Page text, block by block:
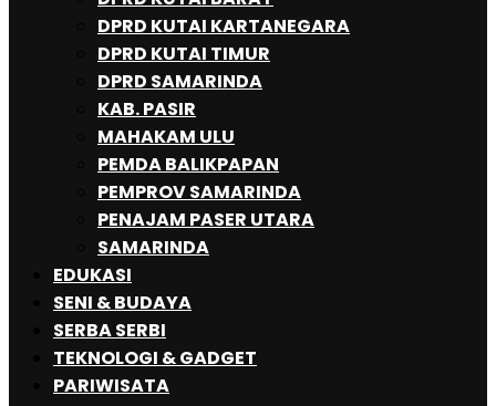
DPRD KUTAI KARTANEGARA
DPRD KUTAI TIMUR
DPRD SAMARINDA
KAB. PASIR
MAHAKAM ULU
PEMDA BALIKPAPAN
PEMPROV SAMARINDA
PENAJAM PASER UTARA
SAMARINDA
EDUKASI
SENI & BUDAYA
SERBA SERBI
TEKNOLOGI & GADGET
PARIWISATA